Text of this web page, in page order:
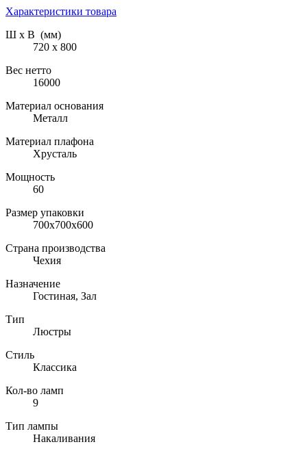
Характеристики товара
Ш х В (мм)
720 х 800
Вес нетто
16000
Материал основания
Металл
Материал плафона
Хрусталь
Мощность
60
Размер упаковки
700x700x600
Страна производства
Чехия
Назначение
Гостиная, Зал
Тип
Люстры
Стиль
Классика
Кол-во ламп
9
Тип лампы
Накаливания